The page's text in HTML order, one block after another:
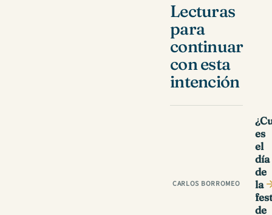
Lecturas
para
continuar
con esta
intención
CARLOS BORROMEO
es
el
día
de
la
de